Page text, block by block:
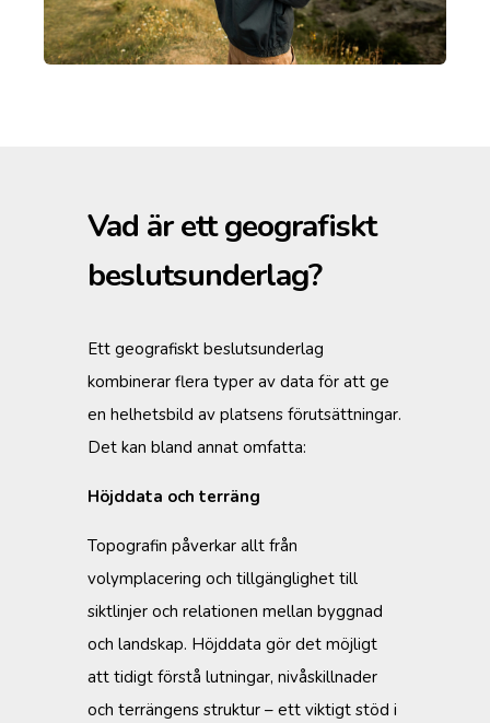
Vad är ett geografiskt
beslutsunderlag?
Ett geografiskt beslutsunderlag
kombinerar flera typer av data för att ge
en helhetsbild av platsens förutsättningar.
Det kan bland annat omfatta:
Höjddata och terräng
Topografin påverkar allt från
volymplacering och tillgänglighet till
siktlinjer och relationen mellan byggnad
och landskap. Höjddata gör det möjligt
att tidigt förstå lutningar, nivåskillnader
och terrängens struktur – ett viktigt stöd i